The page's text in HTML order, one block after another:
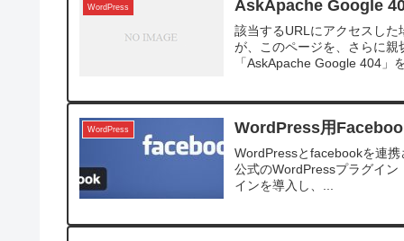
WordPress AskApache Google
該当するURLにアクセスし
が、このページを、さらに
「AskApache Google 404」
WordPress WordPress用
WordPressとfacebookを連
公式のWordPressプラグイ
インを導入し、...